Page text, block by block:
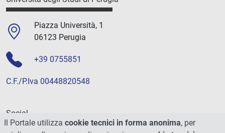
Piazza Università, 1
06123 Perugia
+39 0755851
C.F./P.Iva 00448820548
Social
Il Portale utilizza cookie tecnici in forma anonima, per